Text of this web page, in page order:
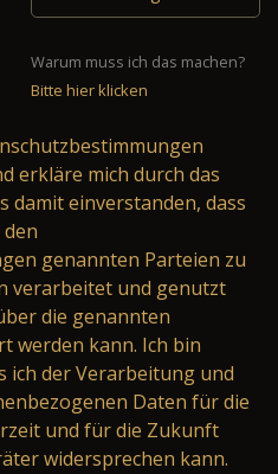
Warum muss ich das machen?
Bitte hier klicken
erkläre mich durch das
damit einverstanden, dass
genannten Parteien zu
verarbeitet und genutzt
die genannten
werden kann. Ich bin
ich der Verarbeitung und
Daten für die
und für die Zukunft
widersprechen kann.